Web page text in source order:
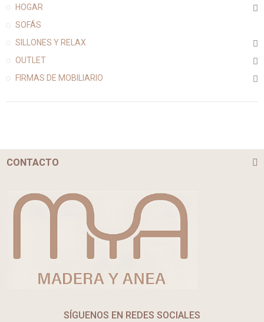
HOGAR
SOFÁS
SILLONES Y RELAX
OUTLET
FIRMAS DE MOBILIARIO
CONTACTO
SÍGUENOS EN REDES SOCIALES